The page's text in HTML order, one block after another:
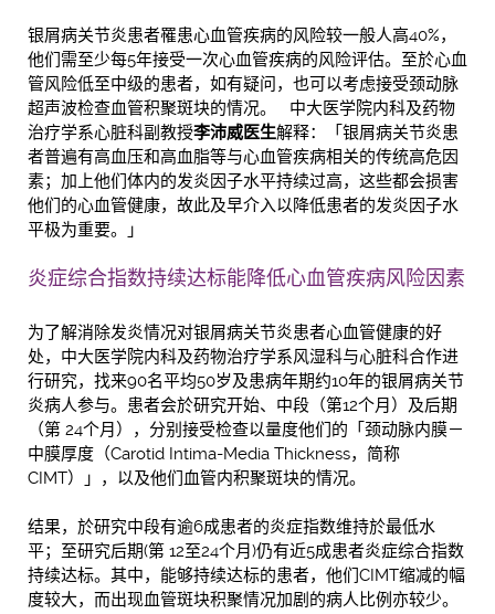
银屑病关节炎患者罹患心血管疾病的风险较一般人高40%，
他们需至少每5年接受一次心血管疾病的风险评估。至於心血
管风险低至中级的患者，如有疑问，也可以考虑接受颈动脉
超声波检查血管积聚斑块的情况。 中大医学院内科及药物
治疗学系心脏科副教授李沛威医生解释：「银屑病关节炎患
者普遍有高血压和高血脂等与心血管疾病相关的传统高危因
素；加上他们体内的发炎因子水平持续过高，这些都会损害
他们的心血管健康，故此及早介入以降低患者的发炎因子水
平极为重要。」
炎症综合指数持续达标能降低心血管疾病风险因素
为了解消除发炎情况对银屑病关节炎患者心血管健康的好
处，中大医学院内科及药物治疗学系风湿科与心脏科合作进
行研究，找来90名平均50岁及患病年期约10年的银屑病关节
炎病人参与。患者会於研究开始、中段（第12个月）及后期
（第 24个月），分别接受检查以量度他们的「颈动脉内膜－
中膜厚度（Carotid Intima-Media Thickness，简称
CIMT）」，以及他们血管内积聚斑块的情况。
结果，於研究中段有逾6成患者的炎症指数维持於最低水
平；至研究后期(第 12至24个月)仍有近5成患者炎症综合指数
持续达标。其中，能够持续达标的患者，他们CIMT缩减的幅
度较大，而出现血管斑块积聚情况加剧的病人比例亦较少。